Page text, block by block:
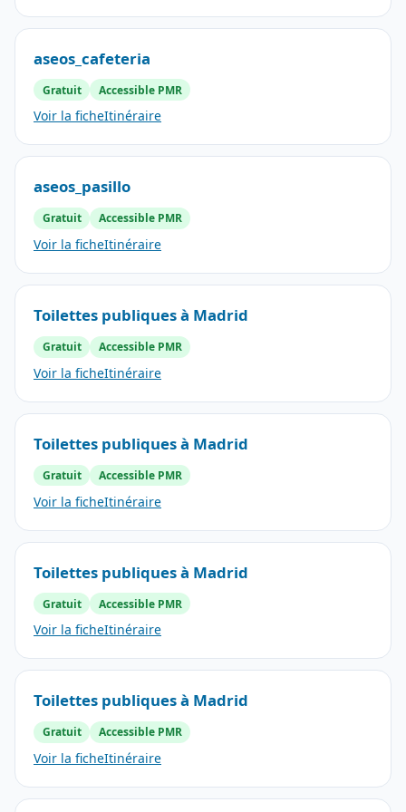
aseos_cafeteria
Gratuit Accessible PMR
Voir la ficheItinéraire
aseos_pasillo
Gratuit Accessible PMR
Voir la ficheItinéraire
Toilettes publiques à Madrid
Gratuit Accessible PMR
Voir la ficheItinéraire
Toilettes publiques à Madrid
Gratuit Accessible PMR
Voir la ficheItinéraire
Toilettes publiques à Madrid
Gratuit Accessible PMR
Voir la ficheItinéraire
Toilettes publiques à Madrid
Gratuit Accessible PMR
Voir la ficheItinéraire